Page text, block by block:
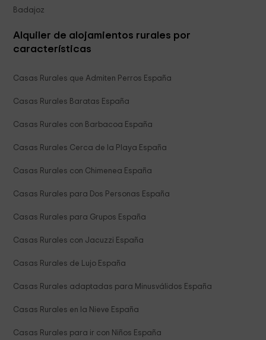
Badajoz
Alquiler de alojamientos rurales por
características
Casas Rurales que Admiten Perros España
Casas Rurales Baratas España
Casas Rurales con Barbacoa España
Casas Rurales Cerca de la Playa España
Casas Rurales con Chimenea España
Casas Rurales para Dos Personas España
Casas Rurales para Grupos España
Casas Rurales con Jacuzzi España
Casas Rurales de Lujo España
Casas Rurales adaptadas para Minusválidos España
Casas Rurales en la Nieve España
Casas Rurales para ir con Niños España